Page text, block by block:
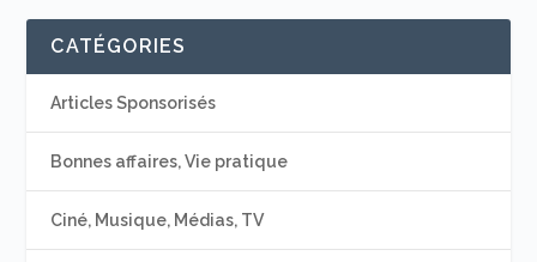
CATÉGORIES
Articles Sponsorisés
Bonnes affaires, Vie pratique
Ciné, Musique, Médias, TV